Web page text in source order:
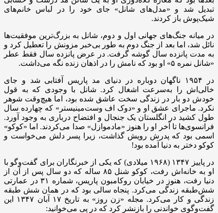
تبدیل شد و «مدل‌های شانل» جای خود را در لباس خانم‌های
شیک‌پوش باز کردند.
در میانه جنگ‌های جهانی اول و دوم، شانل به بزرگ‌ترین موفقیت‌ها
نائل شد، اما بعد از جنگ دوم به طور بی‌خبر مزونش را تعطیل کرد و
به مدت پانزده سال گوشه گرفت. در عرض پانزده سال فقط عطر
«شانل نمره ۵» او بود که نامش را در اذهان زنده نگه می‌داشت.
در ۱۹۵۴ ناگهان دوباره در دنیای مد پاریس آفتابی شد و جای
خالی‌اش را به‌سرعت اشغال کرد. شانل با وجودی که به قول
خودش دو بار در زندگی سخت عاشق شده بود، اما هیچ‌وقت شوهر
نکرد. ماجرای عشق او و «دوک اف وست‌مینیستر» که چهارده سال
طول کشید در انگلستان یک جنجال و افتضاح درباری به وجود آورد.
فرانسوی‌ها تا آخر او را هنوز «مادموازل» صدا می‌کردند. اما «کوکو»
اسمی بود که پدرش رویش گذاشت، زیرا پسر دلش می‌خواست و
کوکو دختر به دنیا آمده بود!
در پاییز ۱۳۴۷ (۱۹۶۸ میلادی) که یکی از خبرنگاران برای گفت‌وگو با
او به خانه‌اش رفت، کوکو شنل ۸۵ ساله که دو سال پس از آن از
دنیا رفت، هنوز در خیابان روکامبون پاریس، شماره ۳۱ در عمارتی
شش‌طبقه‌ زندگی می‌کرد. پنجاه سالی بود که در همان شش طبقه
زندگی و کار می‌کرد. مجله «زن روز» به تاریخ ۱۷ آبان ۱۳۴۷ این
گفت‌وگوی خواندنی را بازنشر کرد که در پی می‌خوانید: